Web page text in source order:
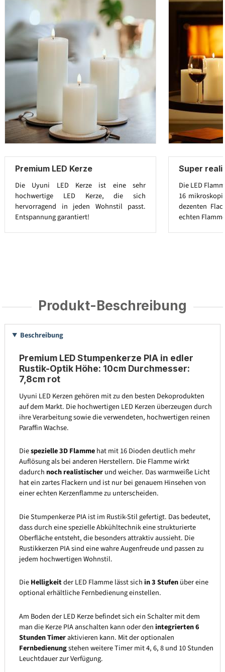
Premium LED Kerze
Die Uyuni LED Kerze ist eine sehr
hochwertige LED Kerze, die sich
hervorragend in jeden Wohnstil passt.
Entspannung garantiert!
Super
Die LED
16
dezenten
echten
Produkt-Beschreibung
Beschreibung
Premium LED Stumpenkerze PIA in edler
Rustik-Optik Höhe: 10cm Durchmesser:
7,8cm rot
Uyuni LED Kerzen gehören mit zu den besten Dekoprodukten
auf dem Markt. Die hochwertigen LED Kerzen überzeugen durch
ihre Verarbeitung sowie die verwendeten, hochwertigen reinen
Paraffin Wachse.
Diespezielle 3D Flammehat mit 16 Dioden deutlich mehr
Auflösung als bei anderen Herstellern. Die Flamme wirkt
dadurch noch realistischerund weicher. Das warmweiße Licht
hat ein zartes Flackern und ist nur bei genauem Hinsehen von
einer echten Kerzenflamme zu unterscheiden.
Die Stumpenkerze PIA ist im Rustik-Stil gefertigt. Das bedeutet,
dass durch eine spezielle Abkühltechnik eine strukturierte
Oberfläche entsteht, die besonders attraktiv aussieht. Die
Rustikkerzen PIA sind eine wahre Augenfreude und passen zu
jedem hochwertigen Wohnstil.
DieHelligkeitder LED Flamme lässt sichin 3 Stufenüber eine
optional erhältliche Fernbedienung einstellen.
Am Boden der LED Kerze befindet sich ein Schalter mit dem
man die Kerze PIA anschalten kann oder denintegrierten 6
Stunden Timeraktivieren kann. Mit der optionalen
Fernbedienungstehen weitere Timer mit 4, 6, 8 und 10 Stunden
Leuchtdauer zur Verfügung.